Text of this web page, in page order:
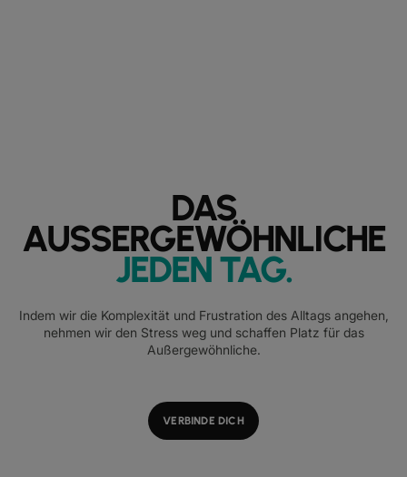
DAS
AUSSERGEWÖHNLICHE
JEDEN TAG.
Indem wir die Komplexität und Frustration des Alltags angehen,
nehmen wir den Stress weg und schaffen Platz für das
Außergewöhnliche.
VERBINDE DICH